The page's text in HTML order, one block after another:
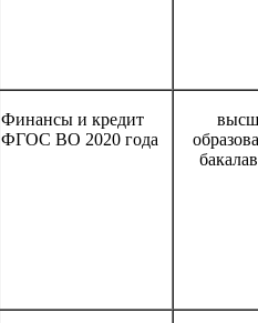
Финансы и кредит
ФГОС ВО 2020 года